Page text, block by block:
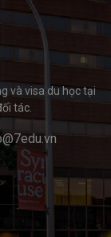
và visa du học tại
tác.